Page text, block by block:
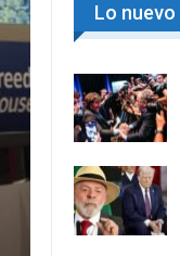
Lo nuevo